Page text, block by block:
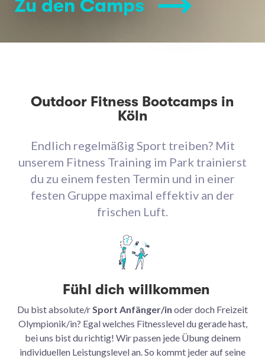
Zu den Camps
Outdoor Fitness Bootcamps in
Köln
Endlich regelmäßig Sport treiben? Mit
unserem Fitness Training im Park trainierst
du zu einem festen Termin und in einer
festen Gruppe maximal effektiv an der
frischen Luft.
Fühl dich willkommen
Du bist absolute/rSport Anfänger/in oder doch Freizeit
Olympionik/in? Egal welches Fitnesslevel du gerade hast,
bei uns bist du richtig! Wir passen jede Übung deinem
individuellen Leistungslevel an. So kommt jeder auf seine